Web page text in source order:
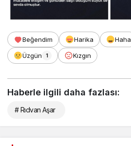
Beğendim Harika Haha
Üzgün 1 Kızgın
Haberle ilgili daha fazlası:
# Rıdvan Aşar